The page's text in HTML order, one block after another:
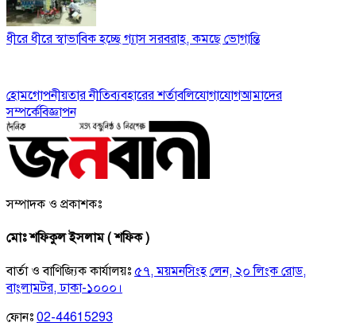
ধীরে ধীরে স্বাভাবিক হচ্ছে গ্যাস সরবরাহ, কমছে ভোগান্তি
হোমগোপনীয়তার নীতিব্যবহারের শর্তাবলিযোগাযোগআমাদের
সম্পর্কেবিজ্ঞাপন
সম্পাদক ও প্রকাশকঃ
মোঃ শফিকুল ইসলাম ( শফিক )
বার্তা ও বাণিজ্যিক কার্যালয়ঃ ৫৭, ময়মনসিংহ লেন, ২০ লিংক রোড,
বাংলামটর, ঢাকা-১০০০।
ফোনঃ 02-44615293